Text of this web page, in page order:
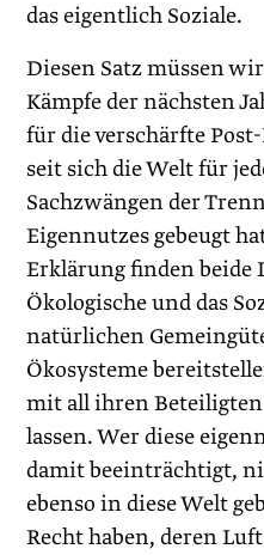
das eigentlich Soziale.
Diesen Satz müssen
Kämpfe der nächsten
für die verschärfte
seit sich die Welt für
Sachzwängen der
Eigennutzes gebeugt
Erklärung finden beide
Ökologische und das
natürlichen
Ökosysteme
mit all ihren
lassen. Wer diese
damit beeinträchtigt,
ebenso in diese Welt
Recht haben, deren